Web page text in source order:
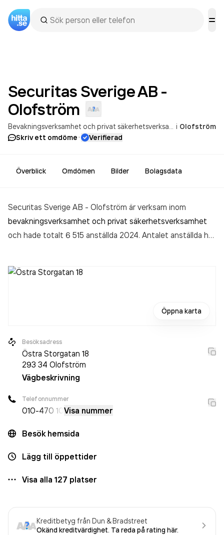
Securitas Sverige AB -
Olofström
i Olofström
Skriv ett omdöme· Verifierad
Överblick Omdömen Bilder Bolagsdata
Securitas Sverige AB - Olofström är verksam inom
bevakningsverksamhet och privat säkerhetsverksamhet
och hade totalt 6 515 anställda 2024. Antalet anställda har
aktivt sedan 1972. Securitas Sverige AB - Olofström
Öppna karta
Besöksadress
Östra Storgatan 18
293 34 Olofström
Vägbeskrivning
Telefonnummer
010-470 10 Visa nummer
Besök hemsida
Lägg till öppettider
Visa alla 127 platser
Kreditbetyg från Dun & Bradstreet
Okänd kreditvärdighet. Ta reda på rating här.